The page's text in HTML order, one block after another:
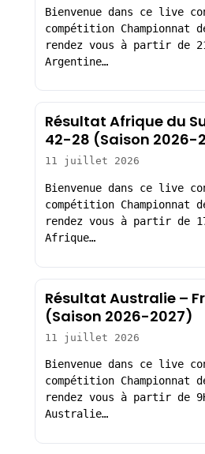
Bienvenue dans ce live
compétition Championnat
rendez vous à partir de
Argentine…
Résultat Afrique du
42-28 (Saison 2026-
11 juillet 2026
Bienvenue dans ce live
compétition Championnat
rendez vous à partir de
Afrique…
Résultat Australie –
(Saison 2026-2027)
11 juillet 2026
Bienvenue dans ce live
compétition Championnat
rendez vous à partir de
Australie…